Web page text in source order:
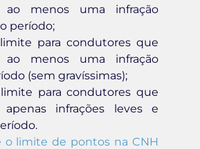
ao menos uma infração
período;
limite para condutores que
ao menos uma infração
(sem gravíssimas);
para condutores que
apenas infrações leves e
o limite de pontos na CNH